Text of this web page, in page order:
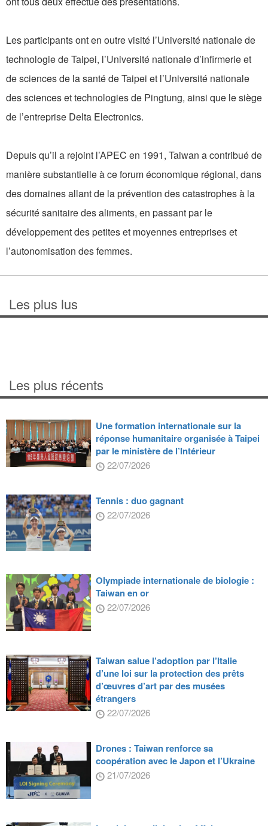
Les participants ont en outre visité l’Université nationale de
technologie de Taipei, l’Université nationale d’infirmerie et
de sciences de la santé de Taipei et l’Université nationale
des sciences et technologies de Pingtung, ainsi que le siège
de l’entreprise Delta Electronics.
Depuis qu’il a rejoint l’APEC en 1991, Taiwan a contribué de
manière substantielle à ce forum économique régional, dans
des domaines allant de la prévention des catastrophes à la
sécurité sanitaire des aliments, en passant par le
développement des petites et moyennes entreprises et
l’autonomisation des femmes.
Les plus lus
Les plus récents
Une formation internationale sur la
réponse humanitaire organisée à Taipei
par le ministère de l’Intérieur
22/07/2026
Tennis : duo gagnant
22/07/2026
Olympiade internationale de biologie :
Taiwan en or
22/07/2026
Taiwan salue l’adoption par l’Italie
d’une loi sur la protection des prêts
d’œuvres d’art par des musées
étrangers
22/07/2026
Drones : Taiwan renforce sa
coopération avec le Japon et l’Ukraine
21/07/2026